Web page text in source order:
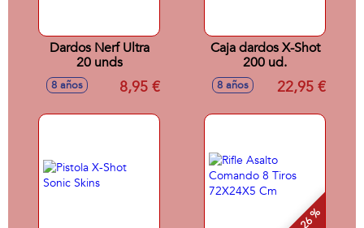
Dardos Nerf Ultra
20 unds
8 años 8,95 €
Caja dardos X-Shot
200 ud.
8 años 22,95 €
- 26 %